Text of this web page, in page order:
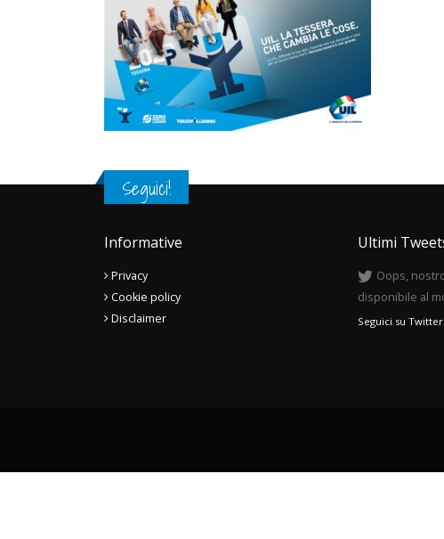
Seguici!
Informative
Privacy
Cookie policy
Disclaimer
Ultimi
Oops,
disponibile al
Seguici su Twitter